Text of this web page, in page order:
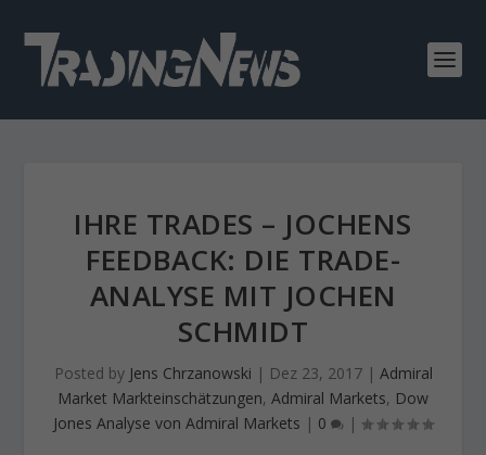
IHRE TRADES – JOCHENS
FEEDBACK: DIE TRADE-
ANALYSE MIT JOCHEN
SCHMIDT
Posted by Jens Chrzanowski | Dez 23, 2017| Admiral
Market Markteinschätzungen, Admiral Markets, Dow
Jones Analyse von Admiral Markets | 0 |